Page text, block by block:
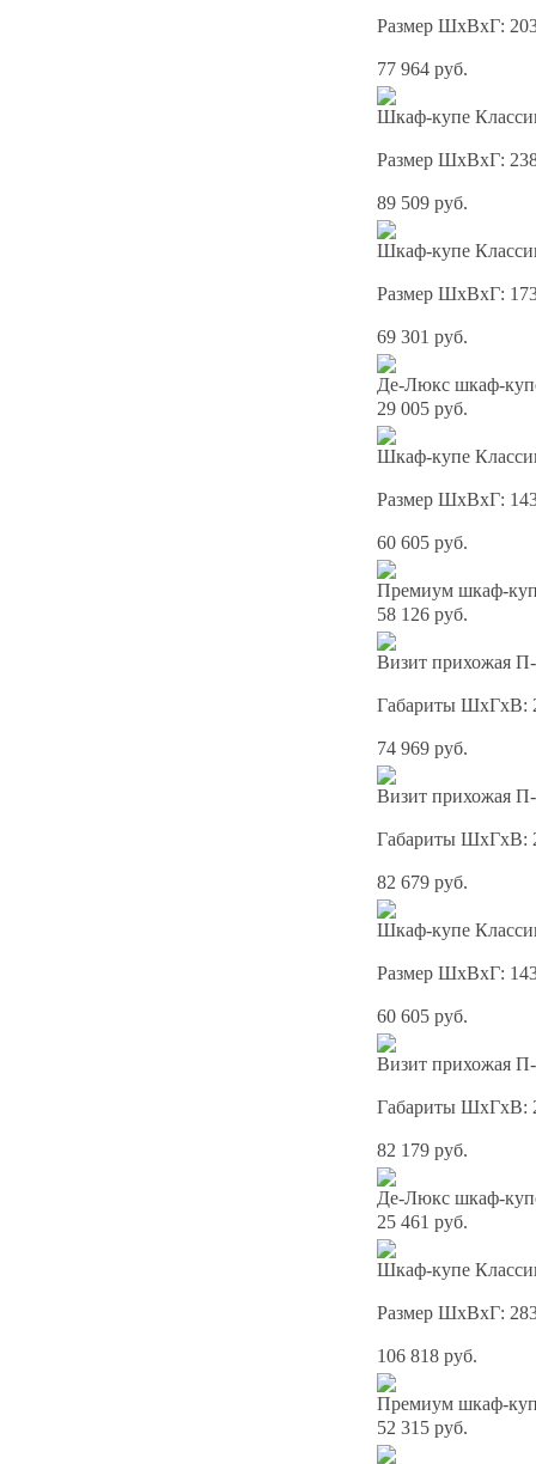
Размер ШхВхГ:
77 964 руб.
Шкаф-купе
Размер ШхВхГ:
89 509 руб.
Шкаф-купе
Размер ШхВхГ:
69 301 руб.
Де-Люкс шкаф-
29 005 руб.
Шкаф-купе
Размер ШхВхГ:
60 605 руб.
Премиум шкаф-
58 126 руб.
Визит прихожая
Габариты ШхГхВ:
74 969 руб.
Визит прихожая
Габариты ШхГхВ:
82 679 руб.
Шкаф-купе
Размер ШхВхГ:
60 605 руб.
Визит прихожая
Габариты ШхГхВ:
82 179 руб.
Де-Люкс шкаф-
25 461 руб.
Шкаф-купе
Размер ШхВхГ:
106 818 руб.
Премиум шкаф-
52 315 руб.